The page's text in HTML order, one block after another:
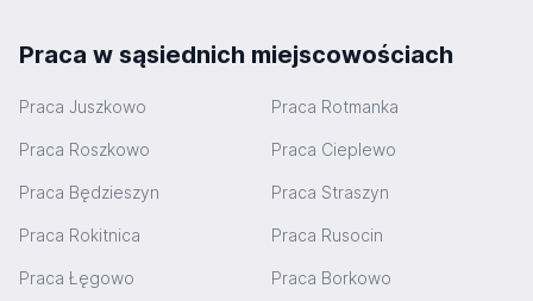
Praca w sąsiednich miejscowościach
Praca Juszkowo Praca Rotmanka
Praca Roszkowo Praca Cieplewo
Praca Będzieszyn Praca Straszyn
Praca Rokitnica Praca Rusocin
Praca Łęgowo Praca Borkowo